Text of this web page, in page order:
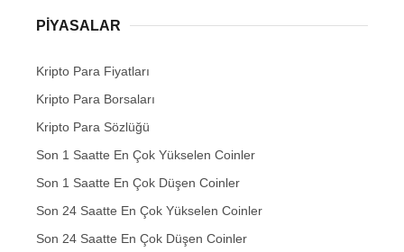
PIYASALAR
Kripto Para Fiyatları
Kripto Para Borsaları
Kripto Para Sözlüğü
Son 1 Saatte En Çok Yükselen Coinler
Son 1 Saatte En Çok Düşen Coinler
Son 24 Saatte En Çok Yükselen Coinler
Son 24 Saatte En Çok Düşen Coinler